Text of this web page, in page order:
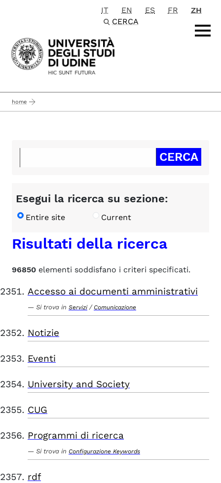
Passa al contenuto principale
IT EN ES FR
ZH
CERCA
home
Esegui la ricerca su sezione:
Entire site Current
Risultati della ricerca
96850 elementi soddisfano i criteri specificati.
Accesso ai documenti amministrativi
Si trova in Servizi / Comunicazione
Notizie
Eventi
University and Society
CUG
Programmi di ricerca
Si trova in Configurazione Keywords
rdf